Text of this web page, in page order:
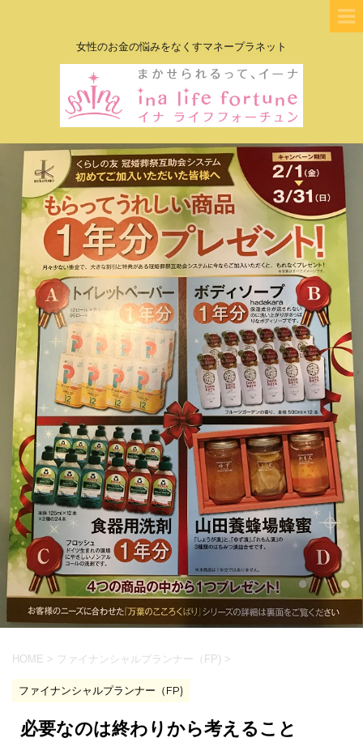
女性のお金の悩みをなくすマネープラネット
HOME > ファイナンシャルプランナー（FP) >
ファイナンシャルプランナー（FP)
必要なのは終わりから考えること